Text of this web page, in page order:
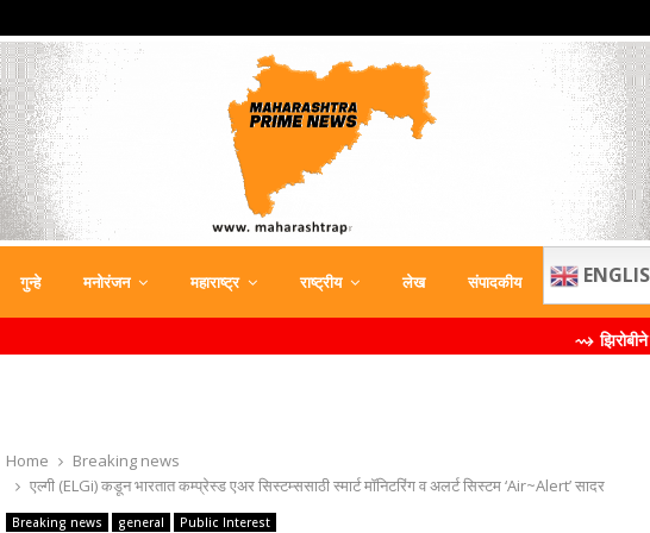
गुन्हे मनोरंजन महाराष्ट्र राष्ट्रीय लेख संपादकीय
⇝ झिरोबीने केली मिलिंद
Home
Breaking news
एल्‍गी (ELGi) कडून भारतात कम्‍प्रेस्‍ड एअर सिस्‍टम्‍ससाठी स्‍मार्ट मॉनिटरिंग व अलर्ट सिस्‍टम ‘Air~Alert’ सादर
Breaking news general Public Interest